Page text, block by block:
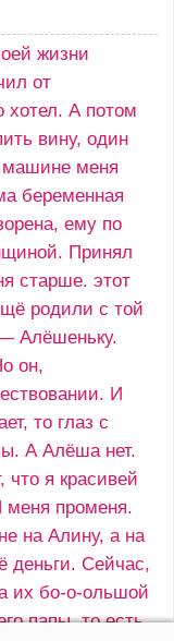
жизни
от
хотел. А потом
вину, один
машине меня
беременная
ему по
Принял
старше. этот
родили с той
Алёшеньку.
он,
И
то глаз с
А Алёша нет.
я красивей
променя.
на Алину, а на
деньги. Сейчас,
их бо-о-ольшой
папы, то есть